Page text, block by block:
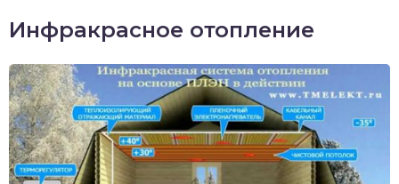
Инфракрасное отопление